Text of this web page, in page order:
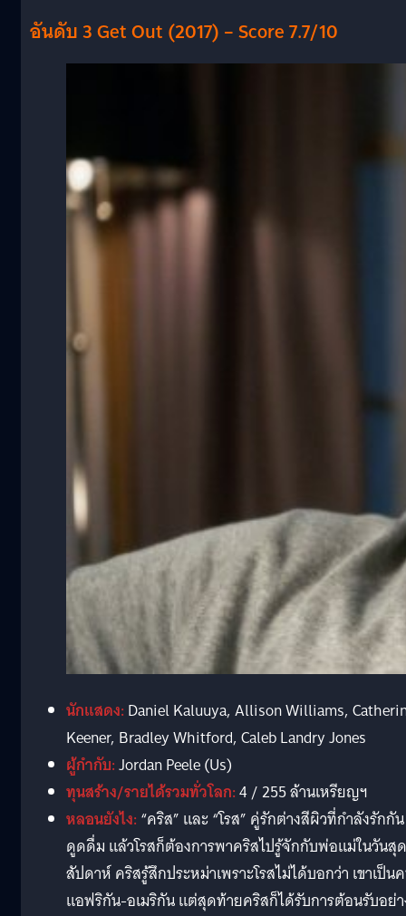
อันดับ 3 Get Out (2017) – Score 7.7/10
นักแสดง:Daniel Kaluuya, Allison Williams,
Keener, Bradley Whitford, Caleb Landry Jones
ผู้กำกับ:Jordan Peele (Us)
ทุนสร้าง/รายได้รวมทั่วโลก:4 / 255 ล้านเหรียญฯ
หลอนยังไง:“คริส” และ “โรส” คู่รักต่างสีผิวที่กำลังรักกัน
ดูดดื่ม แล้วโรสก็ต้องการพาคริสไปรู้จักกับพ่อแม่ในวันสุด
สัปดาห์ คริสรู้สึกประหม่าเพราะโรสไม่ได้บอกว่า เขาเป็น
แอฟริกัน-อเมริกัน แต่สุดท้ายคริสก็ได้รับการต้อนรับอย่